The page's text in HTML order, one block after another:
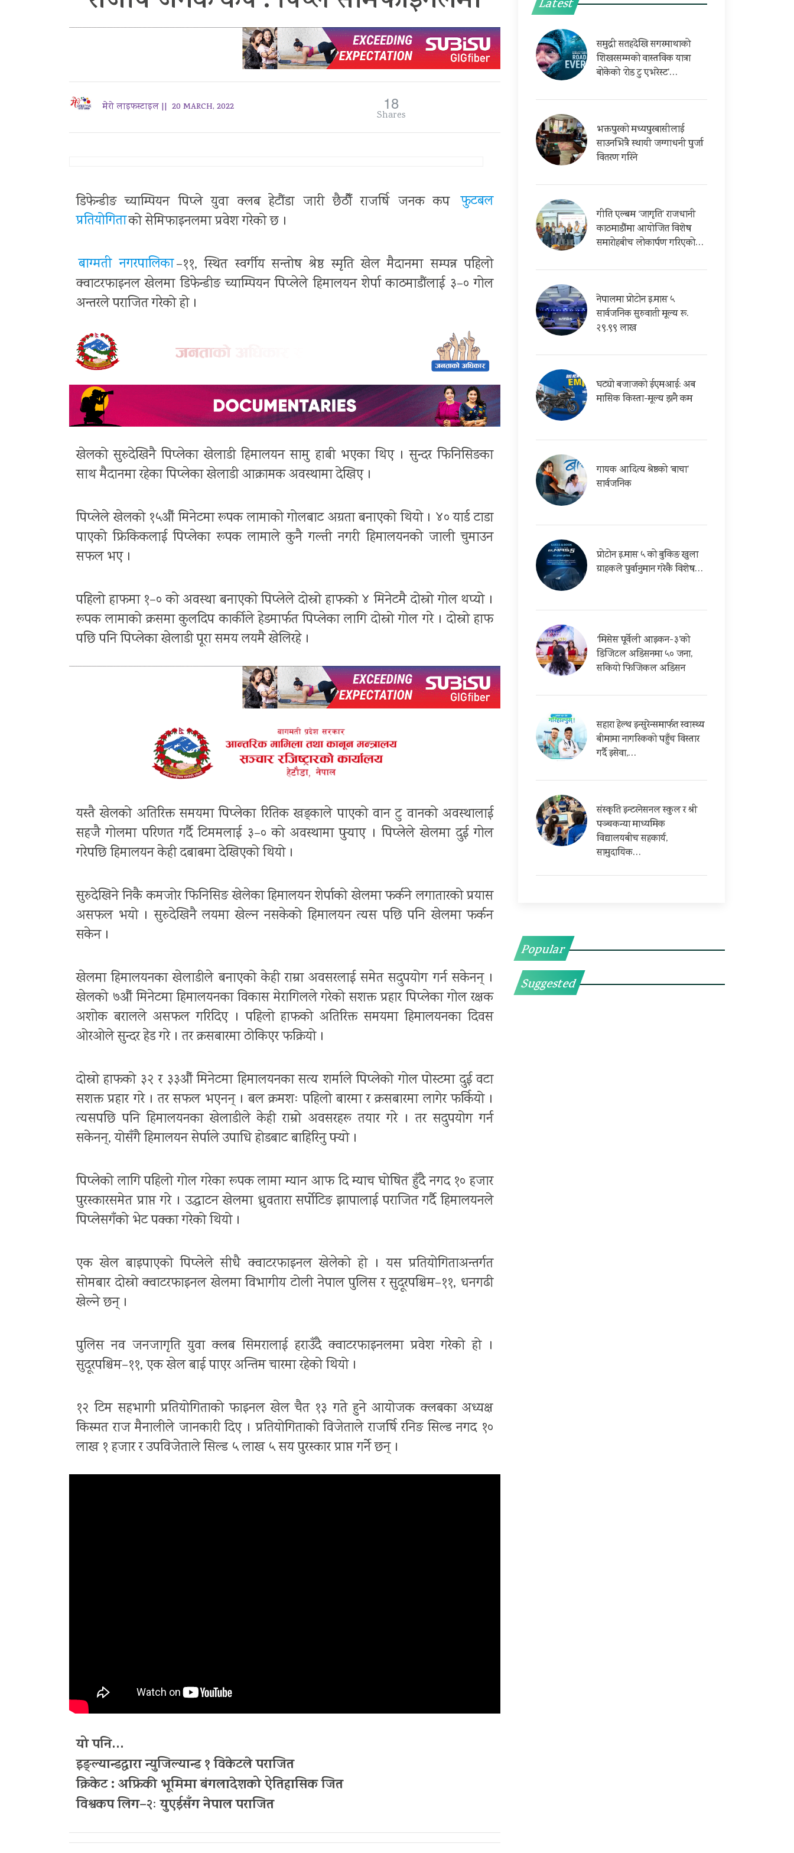
मेरो लाइफस्टाइल || 20 MARCH, 2022 18
Shares
डिफेन्डीङ च्याम्पियन पिप्ले युवा क्लब हेटौंडा जारी छैठौँ राजर्षि जनक कप फुटबल
प्रतियोगिताको सेमिफाइनलमा प्रवेश गरेको छ ।
बाग्मती नगरपालिका–११, स्थित स्वर्गीय सन्तोष श्रेष्ठ स्मृति खेल मैदानमा सम्पन्न पहिलो
क्वाटरफाइनल खेलमा डिफेन्डीङ च्याम्पियन पिप्लेले हिमालयन शेर्पा काठमाडौंलाई ३–० गोल
अन्तरले पराजित गरेको हो ।
खेलको सुरुदेखिनै पिप्लेका खेलाडी हिमालयन सामु हाबी भएका थिए । सुन्दर फिनिसिङका
साथ मैदानमा रहेका पिप्लेका खेलाडी आक्रामक अवस्थामा देखिए ।
पिप्लेले खेलको १५औं मिनेटमा रूपक लामाको गोलबाट अग्रता बनाएको थियो । ४० यार्ड टाडा
पाएको फ्रिकिकलाई पिप्लेका रूपक लामाले कुनै गल्ती नगरी हिमालयनको जाली चुमाउन
सफल भए ।
पहिलो हाफमा १–० को अवस्था बनाएको पिप्लेले दोस्रो हाफको ४ मिनेटमै दोस्रो गोल थप्यो ।
रूपक लामाको क्रसमा कुलदिप कार्कीले हेडमार्फत पिप्लेका लागि दोस्रो गोल गरे । दोस्रो हाफ
पछि पनि पिप्लेका खेलाडी पूरा समय लयमै खेलिरहे ।
यस्तै खेलको अतिरिक्त समयमा पिप्लेका रितिक खड्काले पाएको वान टु वानको अवस्थालाई
सहजै गोलमा परिणत गर्दै टिममलाई ३–० को अवस्थामा पुर्‍याए । पिप्लेले खेलमा दुई गोल
गरेपछि हिमालयन केही दबाबमा देखिएको थियो ।
सुरुदेखिने निकै कमजोर फिनिसिङ खेलेका हिमालयन शेर्पाको खेलमा फर्कने लगातारको प्रयास
असफल भयो । सुरुदेखिनै लयमा खेल्न नसकेको हिमालयन त्यस पछि पनि खेलमा फर्कन
सकेन ।
खेलमा हिमालयनका खेलाडीले बनाएको केही राम्रा अवसरलाई समेत सदुपयोग गर्न सकेनन् ।
खेलको ७औं मिनेटमा हिमालयनका विकास मेरागिलले गरेको सशक्त प्रहार पिप्लेका गोल रक्षक
अशोक बरालले असफल गरिदिए । पहिलो हाफको अतिरिक्त समयमा हिमालयनका दिवस
ओरओले सुन्दर हेड गरे । तर क्रसबारमा ठोकिएर फक्रियो ।
दोस्रो हाफको ३२ र ३३औं मिनेटमा हिमालयनका सत्य शर्माले पिप्लेको गोल पोस्टमा दुई वटा
सशक्त प्रहार गरे । तर सफल भएनन् । बल क्रमशः पहिलो बारमा र क्रसबारमा लागेर फर्कियो ।
त्यसपछि पनि हिमालयनका खेलाडीले केही राम्रो अवसरहरू तयार गरे । तर सदुपयोग गर्न
सकेनन्, योसँगै हिमालयन सेर्पाले उपाधि होडबाट बाहिरिनु पर्‍यो ।
पिप्लेको लागि पहिलो गोल गरेका रूपक लामा म्यान आफ दि म्याच घोषित हुँदै नगद १० हजार
पुरस्कारसमेत प्राप्त गरे । उद्घाटन खेलमा ध्रुवतारा सर्पोटिङ झापालाई पराजित गर्दै हिमालयनले
पिप्लेसगँको भेट पक्का गरेको थियो ।
एक खेल बाइपाएको पिप्लेले सीधै क्वाटरफाइनल खेलेको हो । यस प्रतियोगिताअन्तर्गत
सोमबार दोस्रो क्वाटरफाइनल खेलमा विभागीय टोली नेपाल पुलिस र सुदूरपश्चिम–११, धनगढी
खेल्ने छन् ।
पुलिस नव जनजागृति युवा क्लब सिमरालाई हराउँदै क्वाटरफाइनलमा प्रवेश गरेको हो ।
सुदूरपश्चिम–११, एक खेल बाई पाएर अन्तिम चारमा रहेको थियो ।
१२ टिम सहभागी प्रतियोगिताको फाइनल खेल चैत १३ गते हुने आयोजक क्लबका अध्यक्ष
किस्मत राज मैनालीले जानकारी दिए । प्रतियोगिताको विजेताले राजर्षि रनिङ सिल्ड नगद १०
लाख १ हजार र उपविजेताले सिल्ड ५ लाख ५ सय पुरस्कार प्राप्त गर्ने छन् ।
यो पनि…
इङ्ल्यान्डद्वारा न्युजिल्यान्ड १ विकेटले पराजित
क्रिकेट : अफ्रिकी भूमिमा बंगलादेशको ऐतिहासिक जित
विश्वकप लिग–२ः युएईसँग नेपाल पराजित
Latest
समुद्री सतहदेखि सगरमाथाको
शिखरसम्मको वास्तविक यात्रा
बोकेको ‘रोड टु एभरेस्ट’…
भक्तपुरको मध्यपुरबासीलाई
साउनभित्रै स्थायी जग्गाधनी पुर्जा
वितरण गरिने
गीति एल्बम ‘जागृति’ राजधानी
काठमाडौंमा आयोजित विशेष
समारोहबीच लोकार्पण गरिएको…
नेपालमा प्रोटोन इ.मास ५
सार्वजनिक सुरुवाती मूल्य रू.
२९.९९ लाख
घट्यो बजाजको ईएमआई: अब
मासिक किस्ता-मूल्य झनै कम
गायक आदित्य श्रेष्ठको ‘बाचा’
सार्वजनिक
प्रोटोन इ.मास ५ को बुकिङ खुला
ग्राहकले पुर्वानुमान गरेकै विशेष…
‘मिसेस पूर्वेली आइकन-३’को
डिजिटल अडिसनमा ५० जना,
सकियो फिजिकल अडिसन
सहारा हेल्थ इन्सुरेन्समार्फत स्वास्थ्य
बीमामा नागरिकको पहुँच विस्तार
गर्दै इसेवा,…
संस्कृति इन्टरनेसनल स्कुल र श्री
पञ्चकन्या माध्यमिक
विद्यालयबीच सहकार्य,
सामुदायिक…
Popular
Suggested